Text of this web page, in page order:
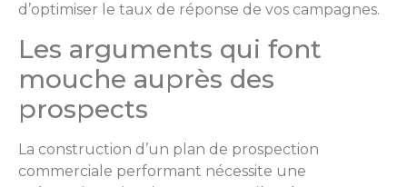
d’optimiser le taux de réponse de vos campagnes.
Les arguments qui font
mouche auprès des
prospects
La construction d’un plan de prospection
commerciale performant nécessite une